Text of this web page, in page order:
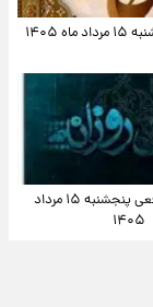
۱۴۰۵
فال روزانه واقعی پنجشنبه ۱۵ مرداد
۱۴۰۵